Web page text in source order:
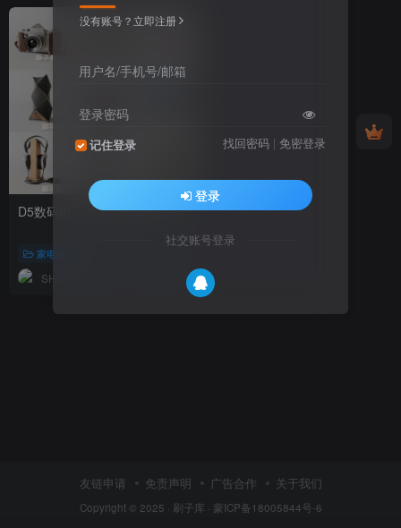
D5数码电子产品模型20个
家电数码
SHUAZIKU
友链申请 免责声明 广告合作 关于我们
Copyright © 2025 · 刷子库 · 蒙ICP备18005844号-6
没有账号？立即注册
用户名/手机号/邮箱
登录密码
记住登录 找回密码 | 免密登录
登录
社交账号登录